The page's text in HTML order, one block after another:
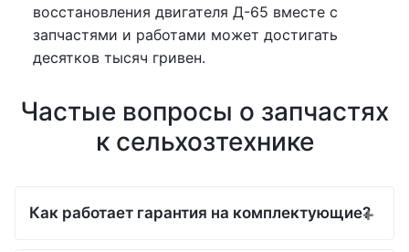
восстановления двигателя Д-65 вместе с
запчастями и работами может достигать
десятков тысяч гривен.
Частые вопросы о запчастях
к сельхозтехнике
Как работает гарантия на комплектующие?